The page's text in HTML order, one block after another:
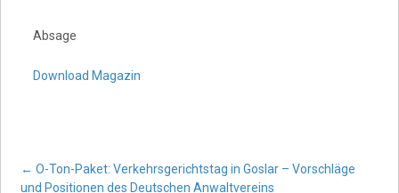
Absage
Download Magazin
← O-Ton-Paket: Verkehrsgerichtstag in Goslar – Vorschläge
und Positionen des Deutschen Anwaltvereins